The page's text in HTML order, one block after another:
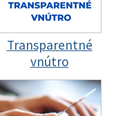
Transparentné
vnútro